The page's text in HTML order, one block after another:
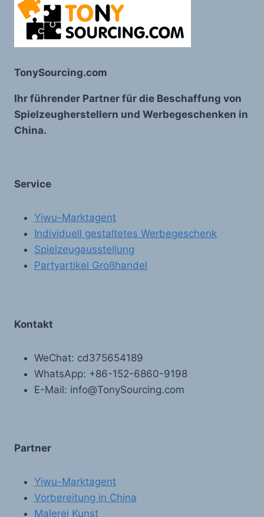
TonySourcing.com
Ihr führender Partner für die Beschaffung von
Spielzeugherstellern und Werbegeschenken in
China.
Service
Yiwu-Marktagent
Individuell gestaltetes Werbegeschenk
Spielzeugausstellung
Partyartikel Großhandel
Kontakt
WeChat: cd375654189
WhatsApp: +86-152-6860-9198
E-Mail: info@TonySourcing.com
Partner
Yiwu-Marktagent
Vorbereitung in China
Malerei Kunst